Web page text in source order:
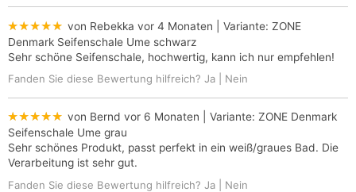
★★★★★ von Rebekka vor 4 Monaten | Variante: ZONE
Denmark Seifenschale Ume schwarz
Sehr schöne Seifenschale, hochwertig, kann ich nur empfehlen!
Fanden Sie diese Bewertung hilfreich? Ja Nein
★★★★★ von Bernd vor 6 Monaten | Variante: ZONE Denmark
Seifenschale Ume grau
Sehr schönes Produkt, passt perfekt in ein weiß/graues Bad. Die
Verarbeitung ist sehr gut.
Fanden Sie diese Bewertung hilfreich? Ja Nein